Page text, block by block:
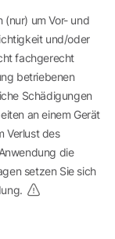
(nur) um Vor- und
und/oder
fachgerecht
betriebenen
Schädigungen
an einem Gerät
Verlust des
die
setzen Sie sich